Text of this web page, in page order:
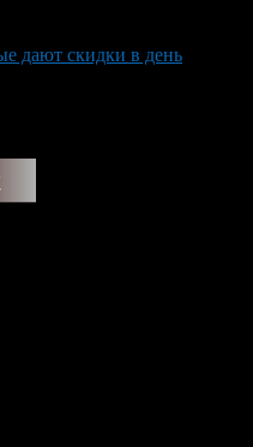
дают скидки в день